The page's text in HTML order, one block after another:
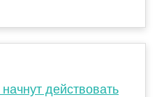
действовать